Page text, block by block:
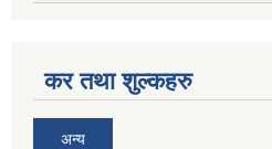
कर तथा शुल्कहरु
अन्य